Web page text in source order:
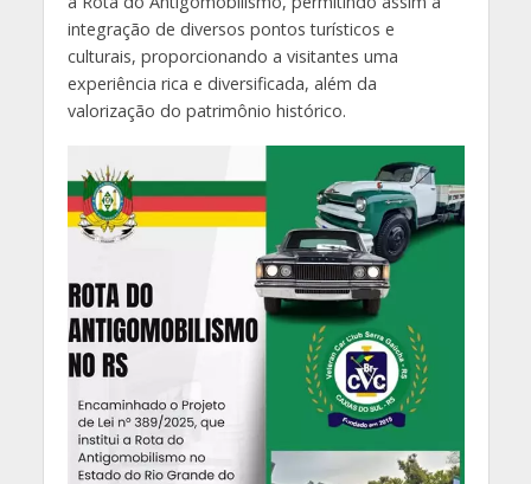
integração de diversos pontos turísticos e
culturais, proporcionando a visitantes uma
experiência rica e diversificada, além da
valorização do patrimônio histórico.